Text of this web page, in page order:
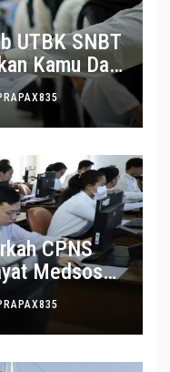
UTBK SNBT
Kamu Dari
CPNS
Medsos?